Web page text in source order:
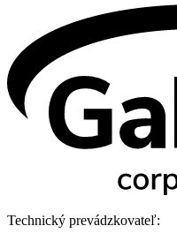
Technický prevádzkovateľ: